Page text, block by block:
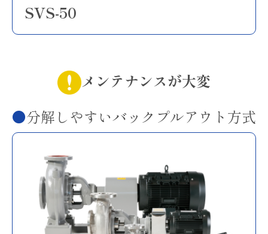
SVS-50
メンテナンスが大変
分解しやすいバックプルアウト方式